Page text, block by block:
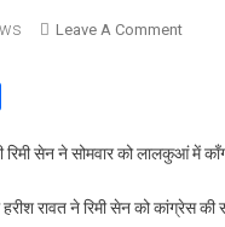
Leave A CommentOn
सेन
सेन ने सोमवार को लालकुआं में
रावत ने रिमी सेन को कांग्रेस